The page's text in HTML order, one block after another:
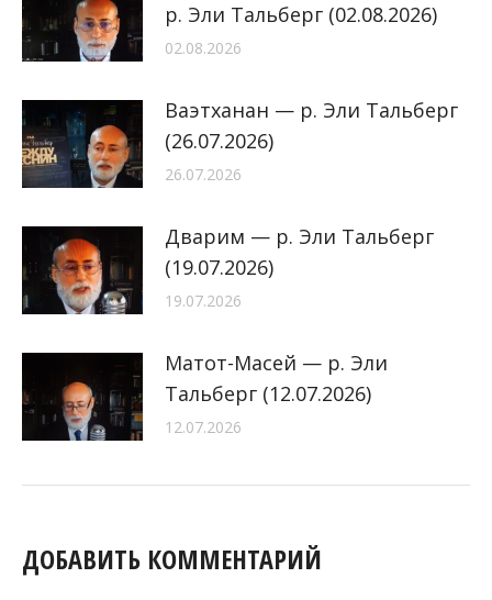
р. Эли Тальберг (02.08.2026)
02.08.2026
Ваэтханан — р. Эли Тальберг
(26.07.2026)
26.07.2026
Дварим — р. Эли Тальберг
(19.07.2026)
19.07.2026
Матот-Масей — р. Эли
Тальберг (12.07.2026)
12.07.2026
ДОБАВИТЬ КОММЕНТАРИЙ